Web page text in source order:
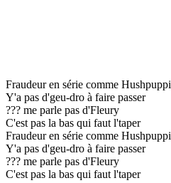
Fraudeur en série comme Hushpuppi
Y'a pas d'geu-dro à faire passer
??? me parle pas d'Fleury
C'est pas la bas qui faut l'taper
Fraudeur en série comme Hushpuppi
Y'a pas d'geu-dro à faire passer
??? me parle pas d'Fleury
C'est pas la bas qui faut l'taper